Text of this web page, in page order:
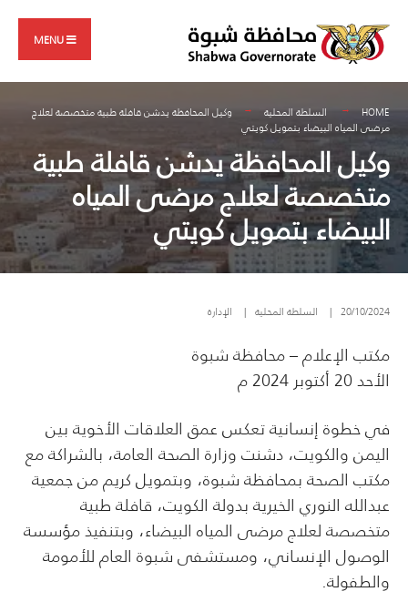
content
MENU
HOME السلطة المحلية
وكيل المحافظة يدشن قافلة طبية متخصصة لعلاج
مرضى المياه البيضاء بتمويل كويتي
وكيل المحافظة يدشن قافلة طبية
متخصصة لعلاج مرضى المياه
البيضاء بتمويل كويتي
20/10/2024
| السلطة المحلية | الإدارة
مكتب الإعلام – محافظة شبوة
الأحد 20 أكتوبر 2024 م
في خطوة إنسانية تعكس عمق العلاقات الأخوية بين
اليمن والكويت، دشنت وزارة الصحة العامة، بالشراكة مع
مكتب الصحة بمحافظة شبوة، وبتمويل كريم من جمعية
عبدالله النوري الخيرية بدولة الكويت، قافلة طبية
متخصصة لعلاج مرضى المياه البيضاء، وبتنفيذ مؤسسة
الوصول الإنساني، ومستشفى شبوة العام للأمومة
والطفولة.
for: